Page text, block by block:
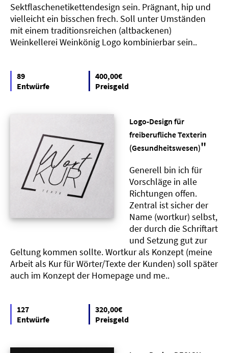
Sektflaschenetikettendesign sein. Prägnant, hip und
vielleicht ein bisschen frech. Soll unter Umständen
mit einem traditionsreichen (altbackenen)
Weinkellerei Weinkönig Logo kombinierbar sein..
89
Entwürfe
400,00€
Preisgeld
Logo-Design für
freiberufliche Texterin
(Gesundheitswesen)"
Generell bin ich für
Vorschläge in alle
Richtungen offen.
Zentral ist sicher der
Name (wortkur) selbst,
der durch die Schriftart
und Setzung gut zur
Geltung kommen sollte. Wortkur als Konzept (meine
Arbeit als Kur für Wörter/Texte der Kunden) soll später
auch im Konzept der Homepage und me..
127
Entwürfe
320,00€
Preisgeld